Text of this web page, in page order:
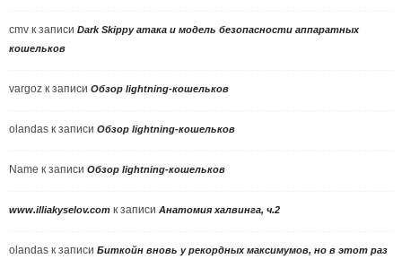
cmv к записи Dark Skippy атака и модель безопасности аппаратных
кошельков
vargoz к записи Обзор lightning-кошельков
olandas к записи Обзор lightning-кошельков
Name к записи Обзор lightning-кошельков
www.illiakyselov.com к записи Анатомия халвинга, ч.2
olandas к записи Биткойн вновь у рекордных максимумов, но в этот раз